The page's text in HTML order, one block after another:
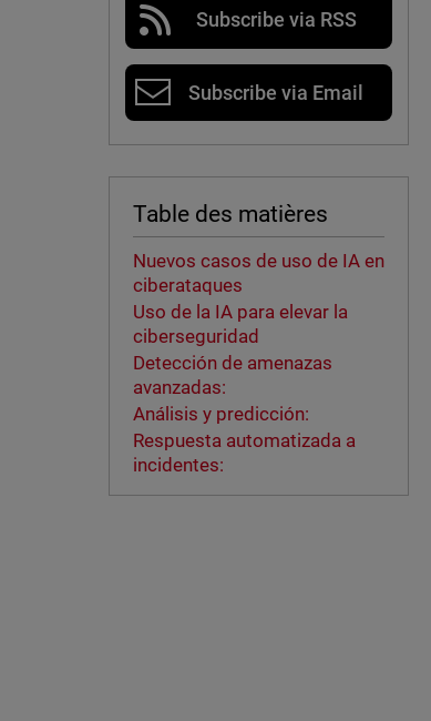
Subscribe via RSS
Subscribe via Email
Table des matières
Nuevos casos de uso de IA en
ciberataques
Uso de la IA para elevar la
ciberseguridad
Detección de amenazas
avanzadas:
Análisis y predicción:
Respuesta automatizada a
incidentes: